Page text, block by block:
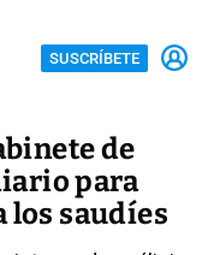
SUSCRÍBETE
de
para
los saudíes